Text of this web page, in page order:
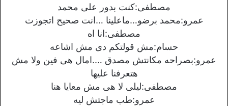
مصطفى:كنت بدور على محمد
عمرو:محمد برضو…ماعلينا …انت صحيح اتجوزت
مصطفى:انا اه
حسام:مش قولتكم دى مش اشاعه
عمرو:بصراحه مكانتش مصدق ….امال هى فين ولا مش
هتعرفنا عليها
مصطفى:ليلى لا هى مش معايا هنا
عمرو:طب ماجتش ليه